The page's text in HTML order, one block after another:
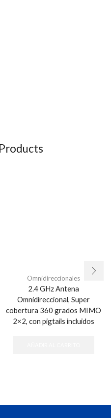
Omnidireccionales
2.4 GHz Antena
Omnidireccional, Super
cobertura 360 grados MIMO
2×2, con pigtails incluidos